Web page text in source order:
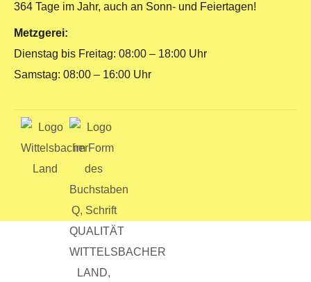
364 Tage im Jahr, auch an Sonn- und Feiertagen!
Metzgerei:
Dienstag bis Freitag: 08:00 – 18:00 Uhr
Samstag: 08:00 – 16:00 Uhr